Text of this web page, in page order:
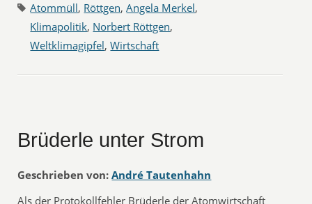
Atommüll, Röttgen,Angela Merkel,
Klimapolitik, Norbert Röttgen,
Weltklimagipfel,Wirtschaft
Brüderle unter Strom
Geschrieben von: André Tautenhahn
Als der Protokollfehler Brüderle der Atomwirtschaft